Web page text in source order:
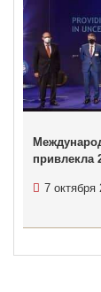
привлекла
7 октября